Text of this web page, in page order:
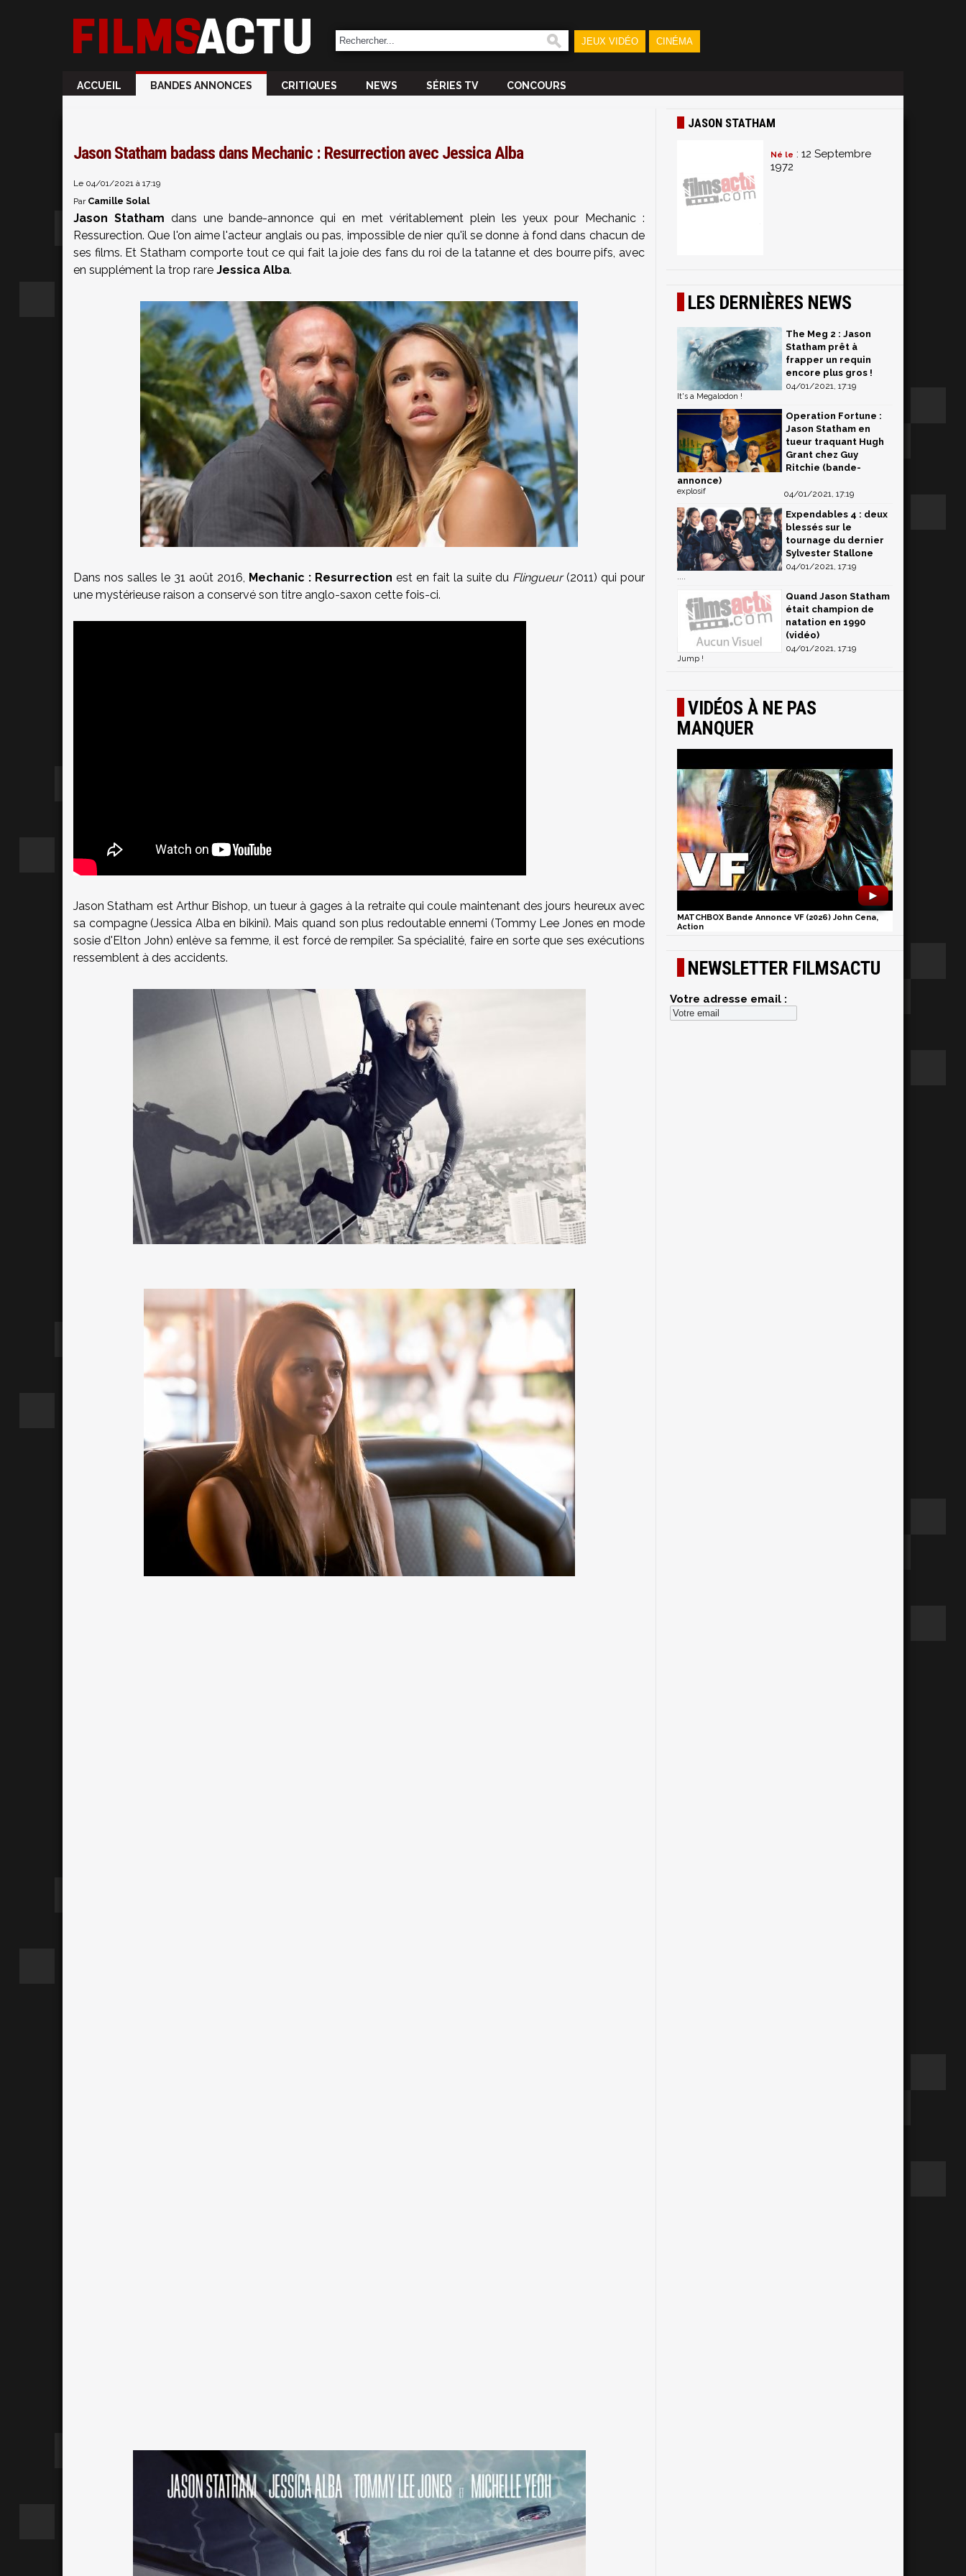
JEUX VIDÉO CINÉMA
ACCUEIL BANDES ANNONCES CRITIQUES NEWS SÉRIES TV CONCOURS
Jason Statham badass dans Mechanic : Resurrection avec Jessica Alba
Le 04/01/2021 à 17:19
Par Camille Solal
Jason Statham dans une bande-annonce qui en met véritablement plein les yeux pour Mechanic :
Ressurection. Que l'on aime l'acteur anglais ou pas, impossible de nier qu'il se donne à fond dans chacun de
ses films. Et Statham comporte tout ce qui fait la joie des fans du roi de la tatanne et des bourre pifs, avec
en supplément la trop rare Jessica Alba.
Dans nos salles le 31 août 2016, Mechanic : Resurrection est en fait la suite du Flingueur(2011) qui pour
une mystérieuse raison a conservé son titre anglo-saxon cette fois-ci.
Jason Statham est Arthur Bishop, un tueur à gages à la retraite qui coule maintenant des jours heureux avec
sa compagne (Jessica Alba en bikini). Mais quand son plus redoutable ennemi (Tommy Lee Jones en mode
sosie d'Elton John) enlève sa femme, il est forcé de rempiler. Sa spécialité, faire en sorte que ses exécutions
ressemblent à des accidents.
JASON STATHAM
Né le : 12 Septembre
1972
LES DERNIÈRES NEWS
The Meg 2 : Jason
Statham prêt à
frapper un requin
encore plus gros !
04/01/2021, 17:19
It's a Megalodon !
Operation Fortune :
Jason Statham en
tueur traquant Hugh
Grant chez Guy
Ritchie (bande-
annonce)
04/01/2021, 17:19
explosif
Expendables 4 : deux
blessés sur le
tournage du dernier
Sylvester Stallone
04/01/2021, 17:19
....
Quand Jason Statham
était champion de
natation en 1990
(vidéo)
04/01/2021, 17:19
Jump !
VIDÉOS À NE PAS
MANQUER
►
MATCHBOX Bande Annonce VF (2026) John Cena,
Action
NEWSLETTER FILMSACTU
Votre adresse email :